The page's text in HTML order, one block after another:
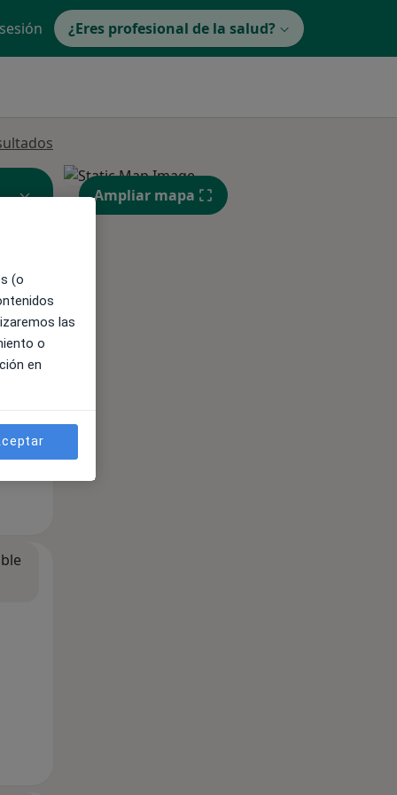
¿Eres profesional de la salud?
Ampliar mapa
(o
las
o
en